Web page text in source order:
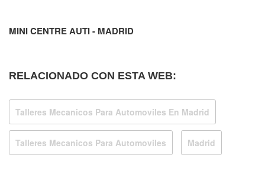
MINI CENTRE AUTI - MADRID
RELACIONADO CON ESTA WEB:
Talleres Mecanicos Para Automoviles En Madrid
Talleres Mecanicos Para Automoviles Madrid